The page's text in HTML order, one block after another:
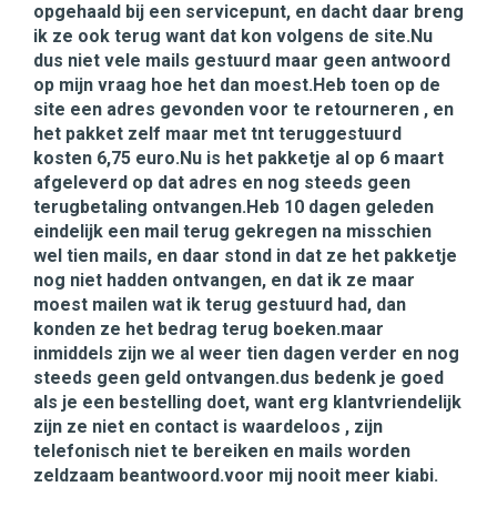
opgehaald bij een servicepunt, en dacht daar breng
ik ze ook terug want dat kon volgens de site.Nu
dus niet vele mails gestuurd maar geen antwoord
op mijn vraag hoe het dan moest.Heb toen op de
site een adres gevonden voor te retourneren , en
het pakket zelf maar met tnt teruggestuurd
kosten 6,75 euro.Nu is het pakketje al op 6 maart
afgeleverd op dat adres en nog steeds geen
terugbetaling ontvangen.Heb 10 dagen geleden
eindelijk een mail terug gekregen na misschien
wel tien mails, en daar stond in dat ze het pakketje
nog niet hadden ontvangen, en dat ik ze maar
moest mailen wat ik terug gestuurd had, dan
konden ze het bedrag terug boeken.maar
inmiddels zijn we al weer tien dagen verder en nog
steeds geen geld ontvangen.dus bedenk je goed
als je een bestelling doet, want erg klantvriendelijk
zijn ze niet en contact is waardeloos , zijn
telefonisch niet te bereiken en mails worden
zeldzaam beantwoord.voor mij nooit meer kiabi.